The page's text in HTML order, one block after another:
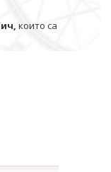
които са